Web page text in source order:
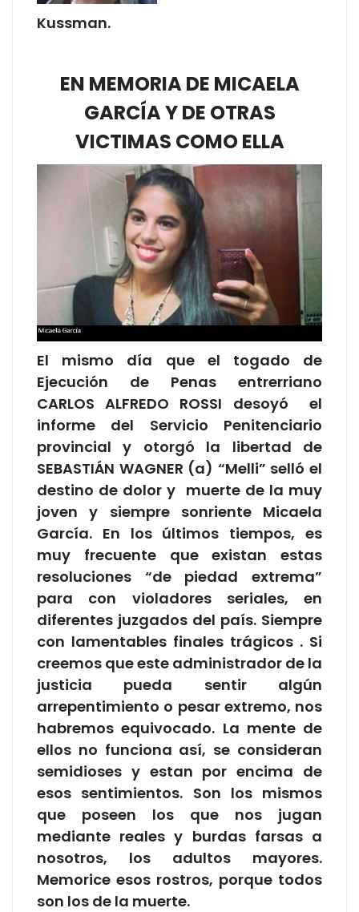
Kussman.
EN MEMORIA DE MICAELA
GARCÍA Y DE OTRAS
VICTIMAS COMO ELLA
El mismo día que el togado de
Ejecución de Penas entrerriano
CARLOS ALFREDO ROSSI desoyó el
informe del Servicio Penitenciario
provincial y otorgó la libertad de
SEBASTIÁN WAGNER (a) “Melli” selló el
destino de dolor y muerte de la muy
joven y siempre sonriente Micaela
García. En los últimos tiempos, es
muy frecuente que existan estas
resoluciones “de piedad extrema”
para con violadores seriales, en
diferentes juzgados del país. Siempre
con lamentables finales trágicos . Si
creemos que este administrador de la
justicia pueda sentir algún
arrepentimiento o pesar extremo, nos
habremos equivocado. La mente de
ellos no funciona así, se consideran
semidioses y estan por encima de
esos sentimientos. Son los mismos
que poseen los que nos jugan
mediante reales y burdas farsas a
nosotros, los adultos mayores.
Memorice esos rostros, porque todos
son los de la muerte.